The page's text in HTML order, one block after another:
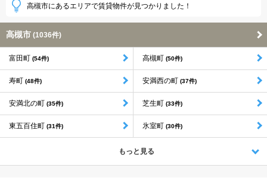
高槻市にあるエリアで賃貸物件が見つかりました！
高槻市 (1036件)
富田町 (54件) 高槻町 (50件)
寿町 (48件) 安満西の町 (37件)
安満北の町 (35件) 芝生町 (33件)
東五百住町 (31件) 氷室町 (30件)
もっと見る